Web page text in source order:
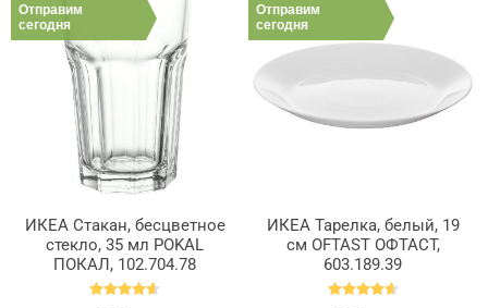
Отправим
сегодня
ИКЕА Стакан, бесцветное
стекло, 35 мл POKAL
ПОКАЛ, 102.704.78
Отправим
сегодня
ИКЕА Тарелка, белый, 19
см OFTAST ОФТАСТ,
603.189.39